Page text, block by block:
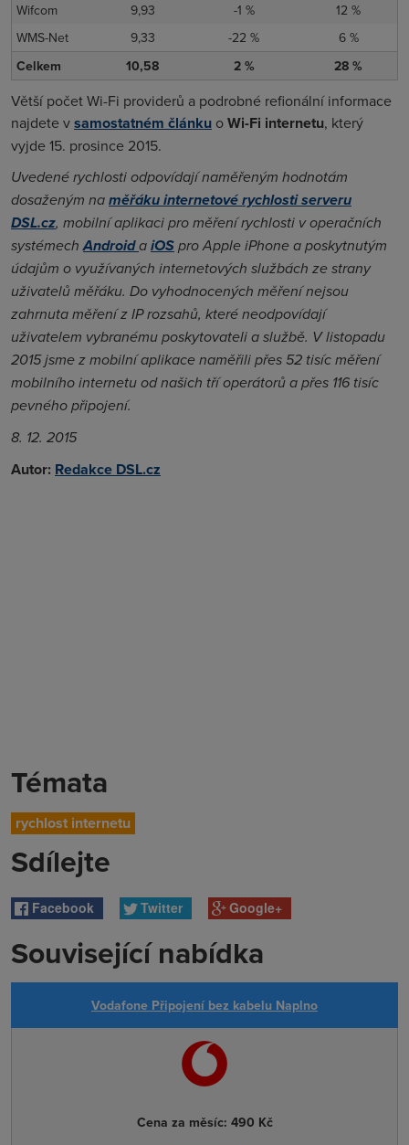
Wifcom 9,93 -1 %
12 %
WMS-Net
9,33 -22 %
6 %
Celkem
10,58 2 % 28 %
Větší počet Wi-Fi providerů a podrobné refionální informace
najdete vsamostatném článku oWi-Fi internetu, který
vyjde 15. prosince 2015.
Uvedené rychlosti odpovídají naměřeným hodnotám
dosaženým naměřáku internetové rychlosti serveru
DSL.cz, mobilní aplikaci pro měření rychlosti v operačních
systémechAndroidaiOSpro Apple iPhone a poskytnutým
údajům o využívaných internetových službách ze strany
uživatelů měřáku. Do vyhodnocených měření nejsou
zahrnuta měření z IP rozsahů, které neodpovídají
uživatelem vybranému poskytovateli a službě. V listopadu
2015 jsme z mobilní aplikace naměřili přes 52 tisíc měření
mobilního internetu od našich tří operátorů a přes 116 tisíc
pevného připojení.
8. 12. 2015
Autor: Redakce DSL.cz
Témata
rychlost internetu
Sdílejte
Facebook Twitter Google+
Související nabídka
Vodafone Připojení bez kabelu Naplno
Cena za měsíc: 490 Kč